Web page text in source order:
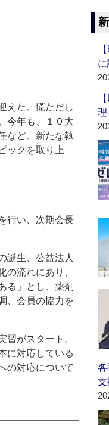
えた。慌ただし
今年も、１０大
など、新たな執
ックを取り上
行い、次期会長
誕生、公益法人
流れにあり、
る」とし、薬剤
、会員の協力を
がスタート。
に対応している
の対応について
理
各
支